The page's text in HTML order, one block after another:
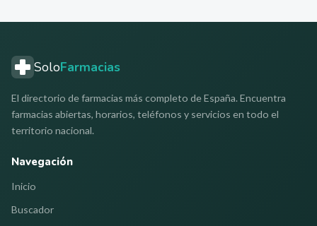
SoloFarmacias
El directorio de farmacias más completo de España. Encuentra
farmacias abiertas, horarios, teléfonos y servicios en todo el
territorio nacional.
Navegación
Inicio
Buscador